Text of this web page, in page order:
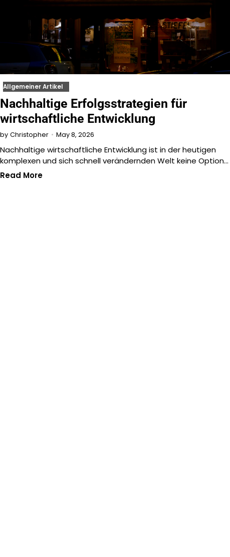
Allgemeiner Artikel
Nachhaltige Erfolgsstrategien für
wirtschaftliche Entwicklung
by Christopher May 8, 2026
Nachhaltige wirtschaftliche Entwicklung ist in der heutigen
komplexen und sich schnell verändernden Welt keine Option…
Read More